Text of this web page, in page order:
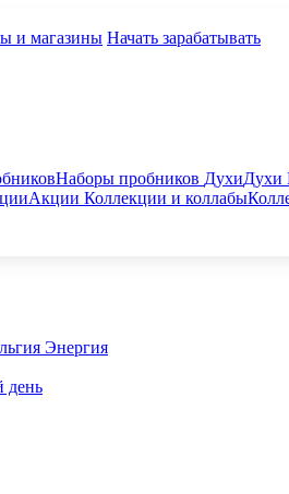
и магазины Начать зарабатывать
Наборы пробников ДухиДухи
Акции Коллекции и коллабы
Энергия
день